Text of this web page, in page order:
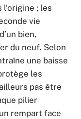
; les
vie
bien,
du neuf. Selon
une baisse
les
pas être
pilier
rempart face